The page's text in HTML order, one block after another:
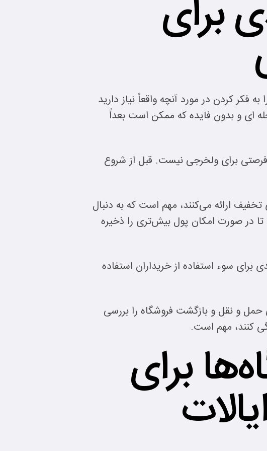
برای
فکر کردن در مورد آنچه واقعاً نیاز دارید
ای و بدون فایده که ممکن است بعداً
برای ولخرجی نیست. قبل از شروع
تخفیف ارائه می‌کنند، مهم است که به دنبال
تا در صورت امکان پول بیش‌تری را ذخیره
برای سوء استفاده از خریداران استفاده
و نقل و بازگشت فروشگاه را بررسی
کنند، مهم است.
برای